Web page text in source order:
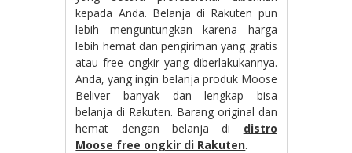
kepada Anda. Belanja di Rakuten pun
lebih menguntungkan karena harga
lebih hemat dan pengiriman yang gratis
atau free ongkir yang diberlakukannya.
Anda, yang ingin belanja produk Moose
Beliver banyak dan lengkap bisa
belanja di Rakuten. Barang original dan
hemat dengan belanja di distro
Moose free ongkir di Rakuten.